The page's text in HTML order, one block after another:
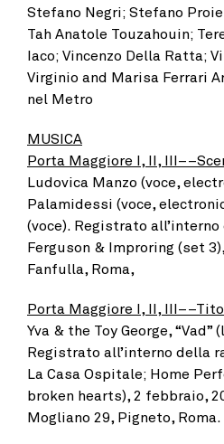
Stefano Negri; Stefano
Tah Anatole Touzahouin;
Iaco; Vincenzo Della Ratta;
Virginio and Marisa Ferrari
nel Metro
MUSICA
Porta Maggiore I, II,
Ludovica Manzo (voce,
Palamidessi (voce,
(voce). Registrato
Ferguson & Improring (set
Fanfulla, Roma,
Porta Maggiore I, II,
Yva & the Toy George,
Registrato all’interno della
La Casa Ospitale; Home
broken hearts), 2 febbraio,
Mogliano 29, Pigneto, Roma.